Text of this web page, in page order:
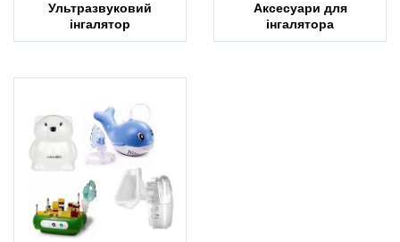
Ультразвуковий
інгалятор
Аксесуари для
інгалятора